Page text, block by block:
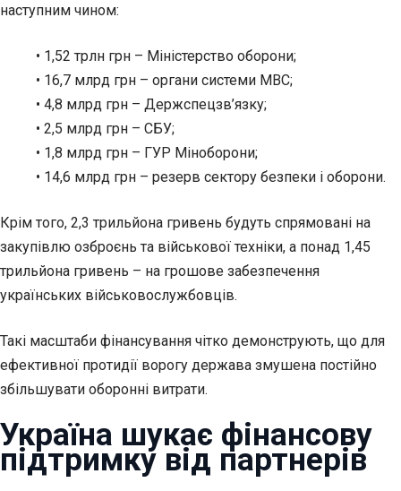
наступним чином:
• 1,52 трлн грн – Міністерство оборони;
• 16,7 млрд грн – органи системи МВС;
• 4,8 млрд грн – Держспецзв’язку;
• 2,5 млрд грн – СБУ;
• 1,8 млрд грн – ГУР Міноборони;
• 14,6 млрд грн – резерв сектору безпеки і оборони.
Крім того, 2,3 трильйона гривень будуть спрямовані на
закупівлю озброєнь та військової техніки, а понад 1,45
трильйона гривень – на грошове забезпечення
українських військовослужбовців.
Такі масштаби фінансування чітко демонструють, що для
ефективної протидії ворогу держава змушена постійно
збільшувати оборонні витрати.
Україна шукає фінансову
підтримку від партнерів